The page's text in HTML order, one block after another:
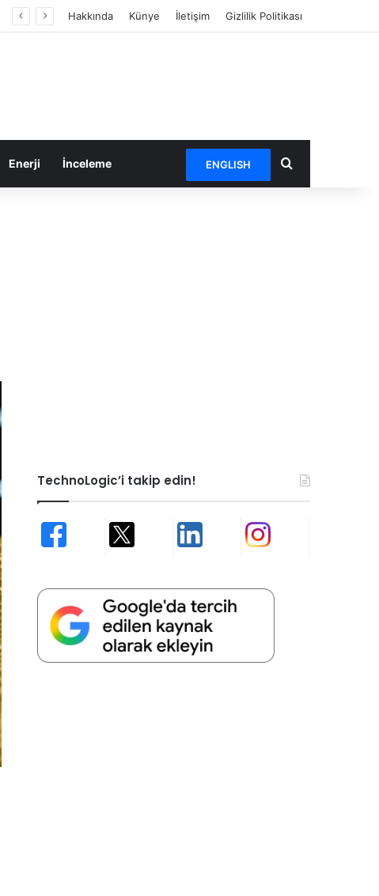
Hakkında Künye İletişim Gizlilik Politikası
Enerji İnceleme ENGLISH Arama yap ...
TechnoLogic’i takip edin!